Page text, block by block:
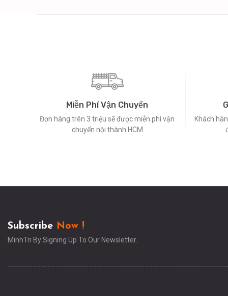
Miễn Phí Vận Chuyển
Đơn hàng trên 3 triệu sẽ được miễn phí vận
chuyển nội thành HCM
Khách
Subscribe Now !
MinhTri By Signing Up To Our Newsletter.